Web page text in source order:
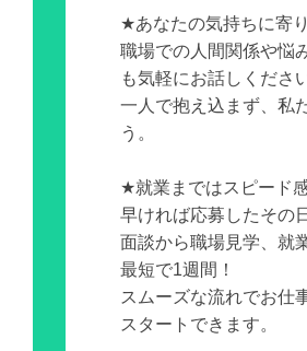
★あなたの気持ちに寄
職場での人間関係や悩
も気軽にお話しくださ
一人で抱え込まず、私
う。
★就業まではスピード
早ければ応募したその
面談から職場見学、就
最短で1週間！
スムーズな流れでお仕
スタートできます。